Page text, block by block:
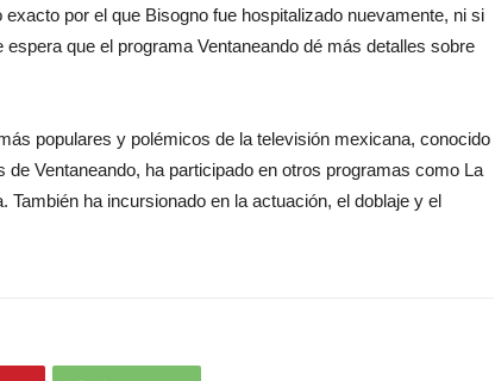
por el que Bisogno fue hospitalizado nuevamente, ni si
que el programa Ventaneando dé más detalles sobre
populares y polémicos de la televisión mexicana, conocido
Ventaneando, ha participado en otros programas como La
ha incursionado en la actuación, el doblaje y el